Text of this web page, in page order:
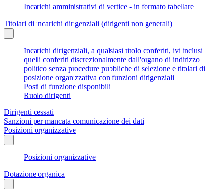
Incarichi amministrativi di vertice - in formato tabellare
Titolari di incarichi dirigenziali (dirigenti non generali)
Incarichi dirigenziali, a qualsiasi titolo conferiti, ivi inclusi
quelli conferiti discrezionalmente dall'organo di indirizzo
politico senza procedure pubbliche di selezione e titolari di
posizione organizzativa con funzioni dirigenziali
Posti di funzione disponibili
Ruolo dirigenti
Dirigenti cessati
Sanzioni per mancata comunicazione dei dati
Posizioni organizzative
Posizioni organizzative
Dotazione organica